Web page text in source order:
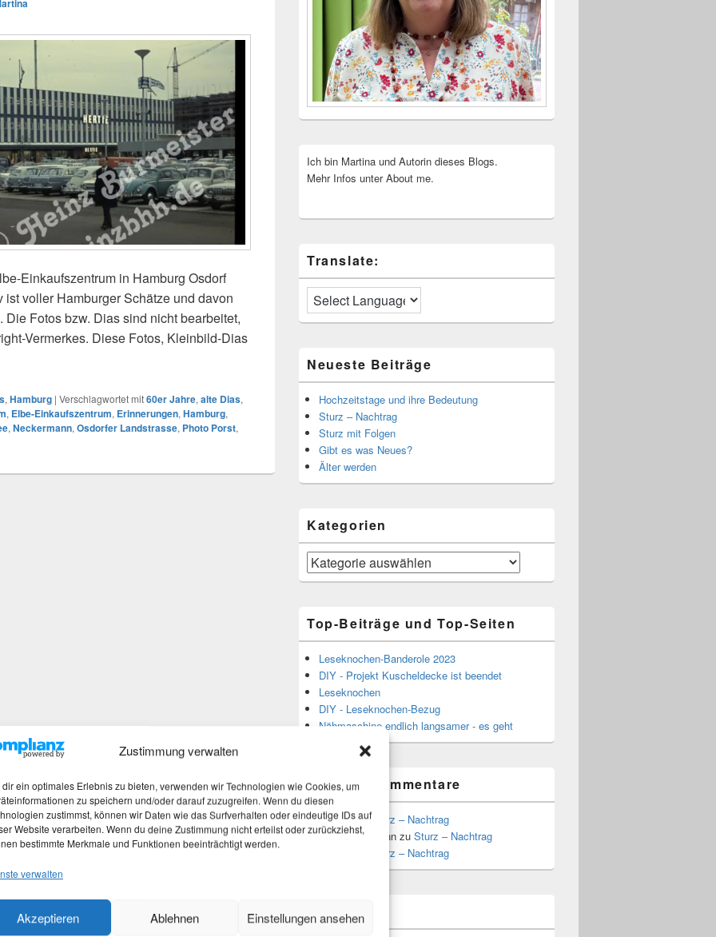
Zustimmung verwalten
dir ein optimales Erlebnis zu bieten, verwenden wir Technologien wie Cookies, um
zu speichern und/oder darauf zuzugreifen. Wenn du diesen
zustimmst, können wir Daten wie das Surfverhalten oder eindeutige IDs auf
Website verarbeiten. Wenn du deine Zustimmung nicht erteilst oder zurückziehst,
bestimmte Merkmale und Funktionen beeinträchtigt werden.
verwalten
Akzeptieren Ablehnen Einstellungen ansehen
Einkaufszentrum in Hamburg Osdorf
voller Hamburger Schätze und davon
Fotos bzw. Dias sind nicht bearbeitet,
Vermerkes. Diese Fotos, Kleinbild-Dias
60er Jahre
, Hamburg | Verschlagwortet mit60er Jahre, alte Dias,
, Elbe-Einkaufszentrum, Erinnerungen, Hamburg,
, Neckermann, Osdorfer Landstrasse, Photo Porst,
Ich bin Martina und Autorin dieses Blogs.
Mehr Infos unter About me.
Translate:
Neueste Beiträge
Hochzeitstage und ihre Bedeutung
Sturz – Nachtrag
Sturz mit Folgen
Gibt es was Neues?
Älter werden
Kategorien
Kategorien
Top-Beiträge und Top-Seiten
Leseknochen-Banderole 2023
DIY - Projekt Kuscheldecke ist beendet
Leseknochen
DIY - Leseknochen-Bezug
Nähmaschine endlich langsamer - es geht
Neueste Kommentare
MartinazuSturz – Nachtrag
Stefan Hoffmann zu Sturz – Nachtrag
Sturz – Nachtrag
Themen